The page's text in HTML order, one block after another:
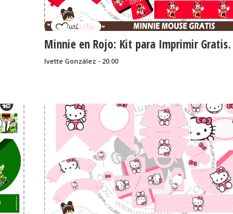
Minnie en Rojo: Kit para Imprimir Gratis.
Ivette González - 20:00